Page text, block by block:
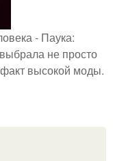
- Паука:
не просто
высокой моды.